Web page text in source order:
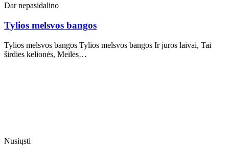
Dar nepasidalino
Tylios melsvos bangos
Tylios melsvos bangos Tylios melsvos bangos Ir jūros laivai, Tai
širdies kelionės, Meilės…
Nusiųsti